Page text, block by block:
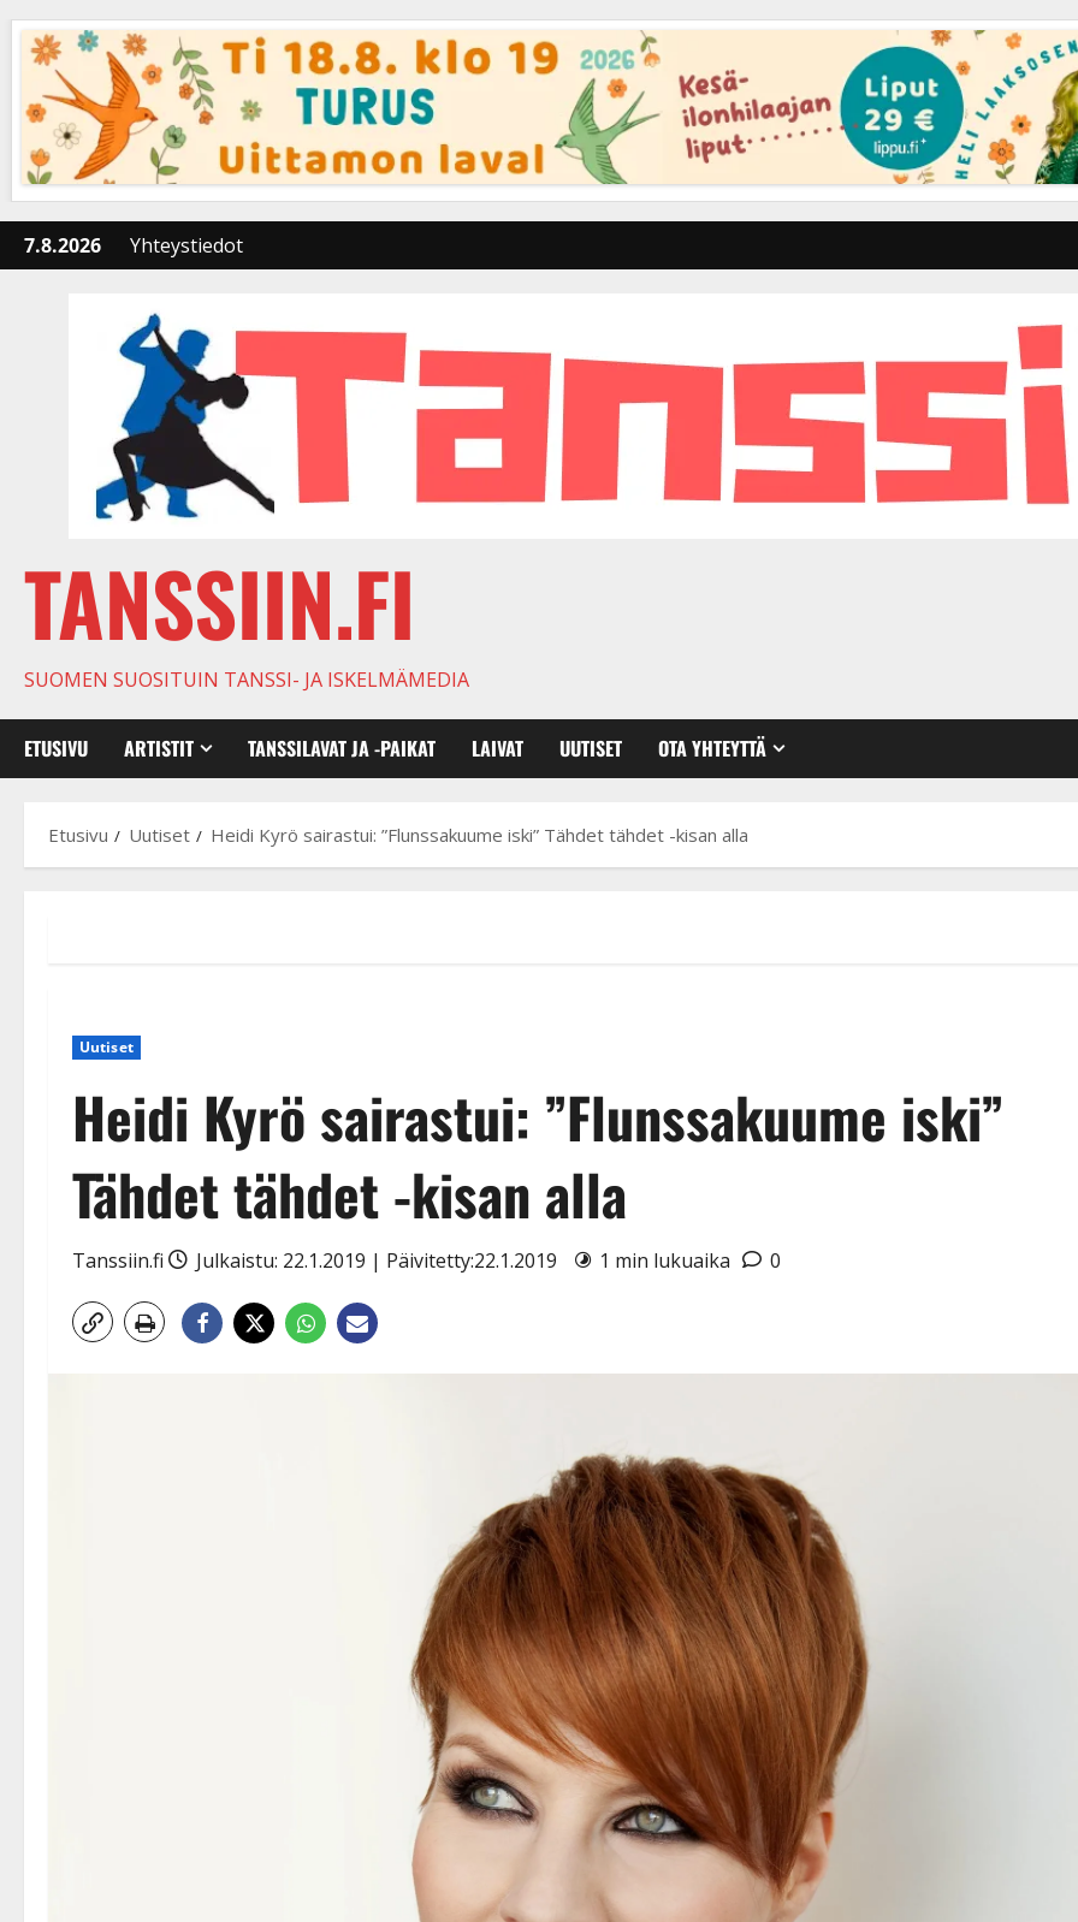
content
7.8.2026 Yhteystiedot
TANSSIIN.FI
SUOMEN SUOSITUIN TANSSI- JA ISKELMÄMEDIA
ETUSIVU ARTISTIT TANSSILAVAT JA -PAIKAT LAIVAT UUTISET OTA YHTEYTTÄ
Etusivu Uutiset Heidi Kyrö sairastui: ”Flunssakuume iski” Tähdet tähdet -kisan alla
Uutiset
Heidi Kyrö sairastui: ”Flunssakuume iski”
Tähdet tähdet -kisan alla
Tanssiin.fi Julkaistu: 22.1.2019 | Päivitetty:22.1.2019 1 min lukuaika 0